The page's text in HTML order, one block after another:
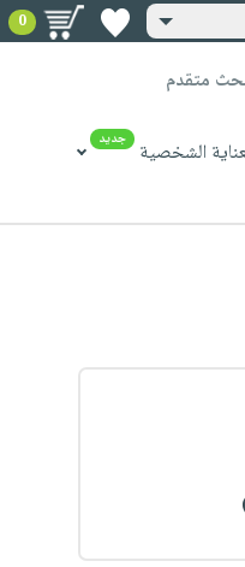
0
متقدم
الشخصية جديد